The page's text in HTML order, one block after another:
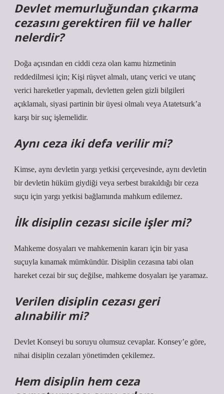
Devlet memurluğundan çıkarma
cezasını gerektiren fiil ve haller
nelerdir?
Doğa açısından en ciddi ceza olan kamu hizmetinin
reddedilmesi için; Kişi rüşvet almalı, utanç verici ve utanç
verici hareketler yapmalı, devletten gelen gizli bilgileri
açıklamalı, siyasi partinin bir üyesi olmalı veya Atatetsurk’a
karşı bir suç işlemelidir.
Aynı ceza iki defa verilir mi?
Kimse, aynı devletin yargı yetkisi çerçevesinde, aynı devletin
bir devletin hüküm giydiği veya serbest bırakıldığı bir ceza
suçu için yargı yetkisi bağlamında mahkum edilemez.
İlk disiplin cezası sicile işler mi?
Mahkeme dosyaları ve mahkemenin kararı için bir yasa
suçuyla kınamak mümkündür. Disiplin cezasına tabi olan
hareket cezai bir suç değilse, mahkeme dosyaları işe yaramaz.
Verilen disiplin cezası geri
alınabilir mi?
Devlet Konseyi bu soruyu olumsuz cevaplar. Konsey’e göre,
nihai disiplin cezaları yönetimden çekilemez.
Hem disiplin hem ceza